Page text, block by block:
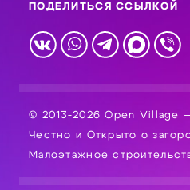
ПОДЕЛИТЬСЯ ССЫЛКОЙ
© 2013-2026 Open Village
Честно и Открыто о
Малоэтажное